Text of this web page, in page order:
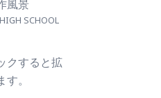
風景
HIGH SCHOOL
クすると拡
。